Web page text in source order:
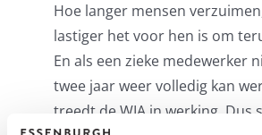
Hoe langer mensen
lastiger het voor hen is om
En als een zieke medewerker
twee jaar weer volledig kan
treedt de WIA in werking. Dus s